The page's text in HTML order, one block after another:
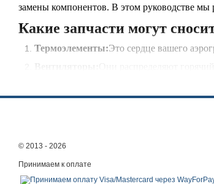
замены компонентов. В этом руководстве мы
Какие запчасти могут
Термоэлементы:Это сердце вашего
Таймеры и регуляторы температуры:
Советы по выбору запчастей
Убедитесь,
© 2013 - 2026
Принимаем к оплате